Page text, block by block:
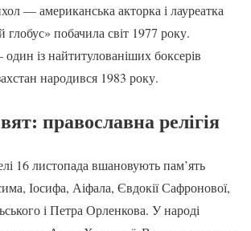
— американська акторка і лауреатка
глобус» побачила світ 1977 року.
із найтитулованіших боксерів
народився 1983 року.
православна релігія
16 листопада вшановують пам’ять
Іосифа, Аіфала, Євдокії Сафронової,
і Петра Орленкова. У народі